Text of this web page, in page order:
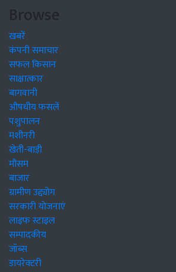
Browse
खबरें
कंपनी समाचार
सफल किसान
साक्षात्कार
बागवानी
औषधीय फसलें
पशुपालन
मशीनरी
खेती-बाड़ी
मौसम
बाजार
ग्रामीण उद्द्योग
सरकारी योजनाएं
लाइफ स्टाइल
सम्पादकीय
जॉब्स
डायरेक्टरी